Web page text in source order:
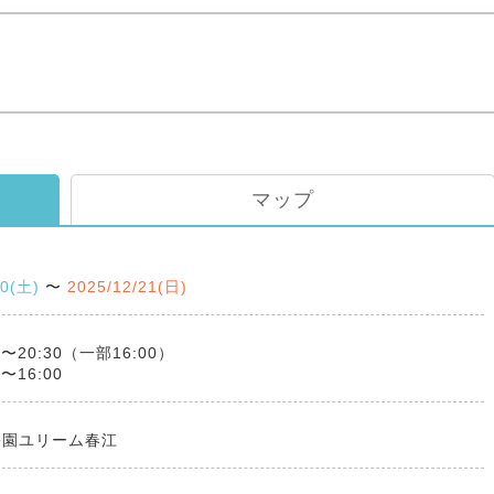
マップ
土) 〜 2025/12/21(日)
20:30（一部16:00）
16:00
ユリーム春江